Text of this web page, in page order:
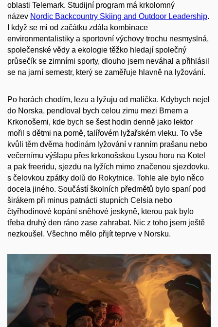
oblasti Telemark. Studijní program má krkolomný
název Nordic Backcountry Skiing and Outdoor Leadership.
I když se mi od začátku zdála kombinace
environmentalistiky a sportovní výchovy trochu nesmyslná,
společenské vědy a ekologie těžko hledají společný
průsečík se zimními sporty, dlouho jsem neváhal a přihlásil
se na jarní semestr, který se zaměřuje hlavně na lyžování.
Po horách chodím, lezu a lyžuju od malička. Kdybych nejel
do Norska, pendloval bych celou zimu mezi Brnem a
Krkonošemi, kde bych se šest hodin denně jako lektor
mořil s dětmi na pomě, talířovém lyžařském vleku. To vše
kvůli těm dvěma hodinám lyžování v ranním prašanu nebo
večernímu výšlapu přes krkonošskou Lysou horu na Kotel
a pak freeridu, sjezdu na lyžích mimo značenou sjezdovku,
s čelovkou zpátky dolů do Rokytnice. Tohle ale bylo něco
docela jiného. Součástí školních předmětů bylo spaní pod
širákem při minus patnácti stupních Celsia nebo
čtyřhodinové kopání sněhové jeskyně, kterou pak bylo
třeba druhý den ráno zase zahrabat. Nic z toho jsem ještě
nezkoušel. Všechno mělo přijít teprve v Norsku.